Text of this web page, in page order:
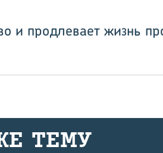
и продлевает жизнь
ТЕМУ